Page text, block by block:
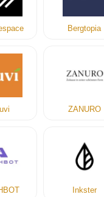
Bergtopia
ZANURO
Inkster